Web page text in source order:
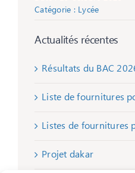
Catégorie : Lycée
Actualités récentes
Résultats du BAC
Liste de fournitures
Listes de fournitures
Projet dakar